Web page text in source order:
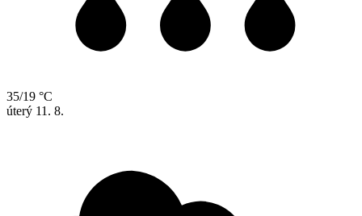
35/19 °C
úterý 11. 8.